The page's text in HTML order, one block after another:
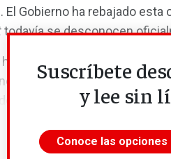
El Gobierno ha rebajado
todavía se desconocen
puesto de relieve la
la recuperación
en el plazo de 24 horas, el
Suscríbete
y lee sin
Conoce las